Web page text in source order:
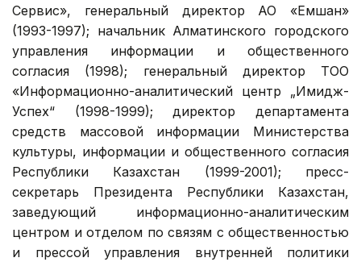
Сервис», генеральный директор АО «Емшан»
(1993-1997); начальник Алматинского городского
управления информации и общественного
согласия (1998); генеральный директор ТОО
«Информационно-аналитический центр „Имидж-
Успех“ (1998-1999); директор департамента
средств массовой информации Министерства
культуры, информации и общественного согласия
Республики Казахстан (1999-2001); пресс-
секретарь Президента Республики Казахстан,
заведующий информационно-аналитическим
центром и отделом по связям с общественностью
и прессой управления внутренней политики